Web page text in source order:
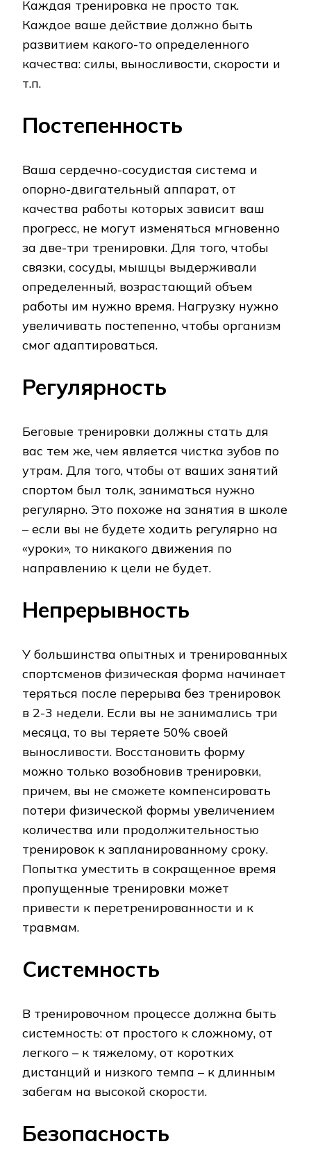
Каждая тренировка не просто так.
Каждое ваше действие должно быть
развитием какого-то определенного
качества: силы, выносливости, скорости и
т.п.
Постепенность
Ваша сердечно-сосудистая система и
опорно-двигательный аппарат, от
качества работы которых зависит ваш
прогресс, не могут изменяться мгновенно
за две-три тренировки. Для того, чтобы
связки, сосуды, мышцы выдерживали
определенный, возрастающий объем
работы им нужно время. Нагрузку нужно
увеличивать постепенно, чтобы организм
смог адаптироваться.
Регулярность
Беговые тренировки должны стать для
вас тем же, чем является чистка зубов по
утрам. Для того, чтобы от ваших занятий
спортом был толк, заниматься нужно
регулярно. Это похоже на занятия в школе
– если вы не будете ходить регулярно на
«уроки», то никакого движения по
направлению к цели не будет.
Непрерывность
У большинства опытных и тренированных
спортсменов физическая форма начинает
теряться после перерыва без тренировок
в 2-3 недели. Если вы не занимались три
месяца, то вы теряете 50% своей
выносливости. Восстановить форму
можно только возобновив тренировки,
причем, вы не сможете компенсировать
потери физической формы увеличением
количества или продолжительностью
тренировок к запланированному сроку.
Попытка уместить в сокращенное время
пропущенные тренировки может
привести к перетренированности и к
травмам.
Системность
В тренировочном процессе должна быть
системность: от простого к сложному, от
легкого – к тяжелому, от коротких
дистанций и низкого темпа – к длинным
забегам на высокой скорости.
Безопасность